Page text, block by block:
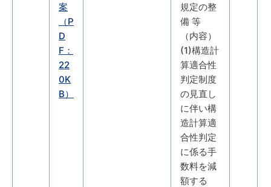
案
（P
D
F：
22
0K
B）
規定の整
備 等
（内容）
(1)構造計
算適合性
判定制度
の見直し
に伴い構
造計算適
合性判定
に係る手
数料を減
額する